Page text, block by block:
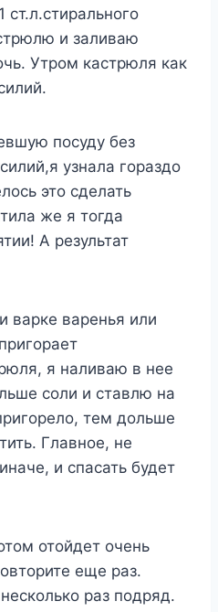
и заливаю
Утром кастрюля как
посуду без
узнала гораздо
это сделать
же я тогда
А результат
варке варенья или
я наливаю в нее
соли и ставлю на
тем дольше
Главное, не
и спасать будет
отойдет очень
еще раз.
раз подряд.